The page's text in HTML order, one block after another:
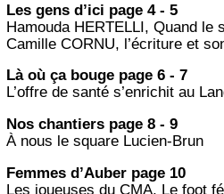
Les gens d’ici page 4 - 5
Hamouda HERTELLI, Quand le
Camille CORNU, l’écriture et
Là où ça bouge page 6 - 7
L’offre de santé s’enrichit au
Nos chantiers page 8 - 9
À nous le square Lucien-Brun
Femmes d’Auber page 10
Les joueuses du CMA, Le foot